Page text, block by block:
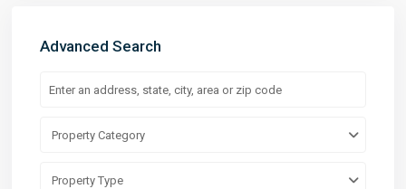
Advanced Search
Property Category
Property Type